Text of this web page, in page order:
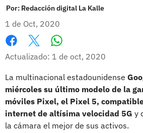
Por: Redacción digital La Kalle
1 de Oct, 2020
Facebook
X
Actualizado: 1 de oct, 2020
La multinacional estadounidense
miércoles su último modelo de la
móviles Pixel, el Pixel 5,
internet de altísima velocidad 5G y
la cámara el mejor de sus activos.